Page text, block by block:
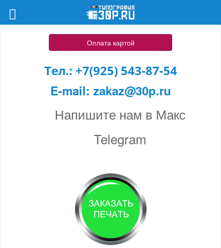
Оплата картой
Тел.: +7(925) 543-87-54
E-mail: zakaz@30p.ru
Напишите нам в Макс
Telegram